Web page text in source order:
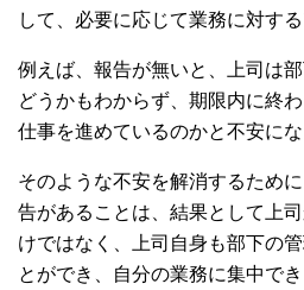
して、必要に応じて業務に対す
例えば、報告が無いと、上司は
どうかもわからず、期限内に終
仕事を進めているのかと不安にな
そのような不安を解消するため
告があることは、結果として上
けではなく、上司自身も部下の
とができ、自分の業務に集中で